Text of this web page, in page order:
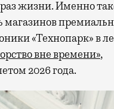
жизни. Именно
магазинов
«Технопарк» в
вне времени»,
2026 года.